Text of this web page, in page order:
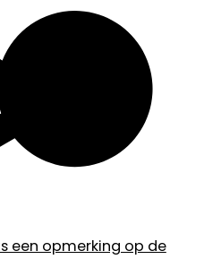
een opmerking op de